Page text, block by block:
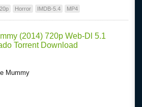
Dublado
Horror IMDB-5.4 MP4
Mummy